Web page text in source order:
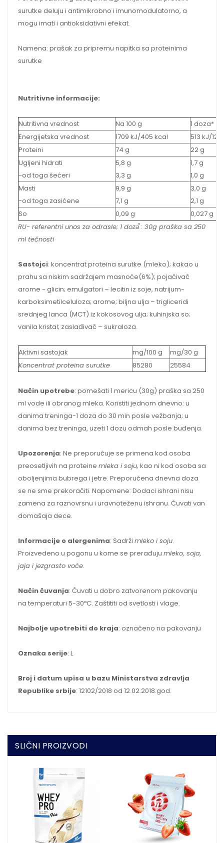
surutke deluju i antimikrobno i imunomodulatorno, a
mogu imati i antioksidativni efekat.
Namena: prašak za pripremu napitka sa proteinima
surutke
Nutritivne informacije:
Nutritivna vrednost Na 100 g
1 doza*
Energijetska vrednost
1709 kJ/405 kcal
513 kJ/
Proteini
74 g
22 g
Ugljeni hidrati
-od toga šećeri
5,8 g
3,3 g
1,7 g
1,0 g
Masti
-od toga zasićene
9,9 g
7,1 g
3,0 g
2,1 g
So
0,09 g
0,027 g
RU- referentni unos za odrasle; 1 doza: 30g praška sa 250
ml tečnosti
Sastojci: koncentrat proteina surutke (mleko); kakao u
prahu sa niskim sadržajem masnoće(6%); pojačivač
arome - glicin; emulgatori – lecitin iz soje, natrijum-
karboksimetilceluloza; arome; biljna ulja – trigliceridi
srednjeg lanca (MCT) iz kokosovog ulja; kuhinjska so;
vanila kristal; zaslađivač – sukraloza.
Aktivni sastojak mg/100 g
mg/30 g
Koncentrat proteina surutke
85280 25584
Način upotrebe: pomešati 1 mericu (30g) praška sa 250
ml vode ili obranog mleka. Koristiti jednom dnevno: u
danima treninga-1 doza do 30 min posle vežbanja; u
danima bez treninga, uzeti 1 dozu odmah posle buđenja.
Upozorenja: Ne preporučuje se primena kod osoba
preosetljivih na proteine mleka i soju, kao ni kod osoba sa
oboljenjima bubrega i jetre. Preporučena dnevna doza
se ne sme prekoračiti. Napomene: Dodaci ishrani nisu
zamena za raznovrsnu i uravnoteženu ishranu. Čuvati van
domašaja dece.
Informacije o alergenima: Sadrži mleko i soju.
Proizvedeno u pogonu u kome se prerađuju mleko, soja,
jaja i jezgrasto voće.
Način čuvanja: Čuvati u dobro zatvorenom pakovanju
na temperaturi 5-30ºC. Zaštititi od svetlosti i vlage.
Najbolje upotrebiti do kraja: označeno na pakovanju
Oznaka serije: L
Broj i datum upisa u bazu Ministarstva zdravlja
Republike srbije: 12102/2018 od 12.02.2018.god.
SLIČNI PROIZVODI